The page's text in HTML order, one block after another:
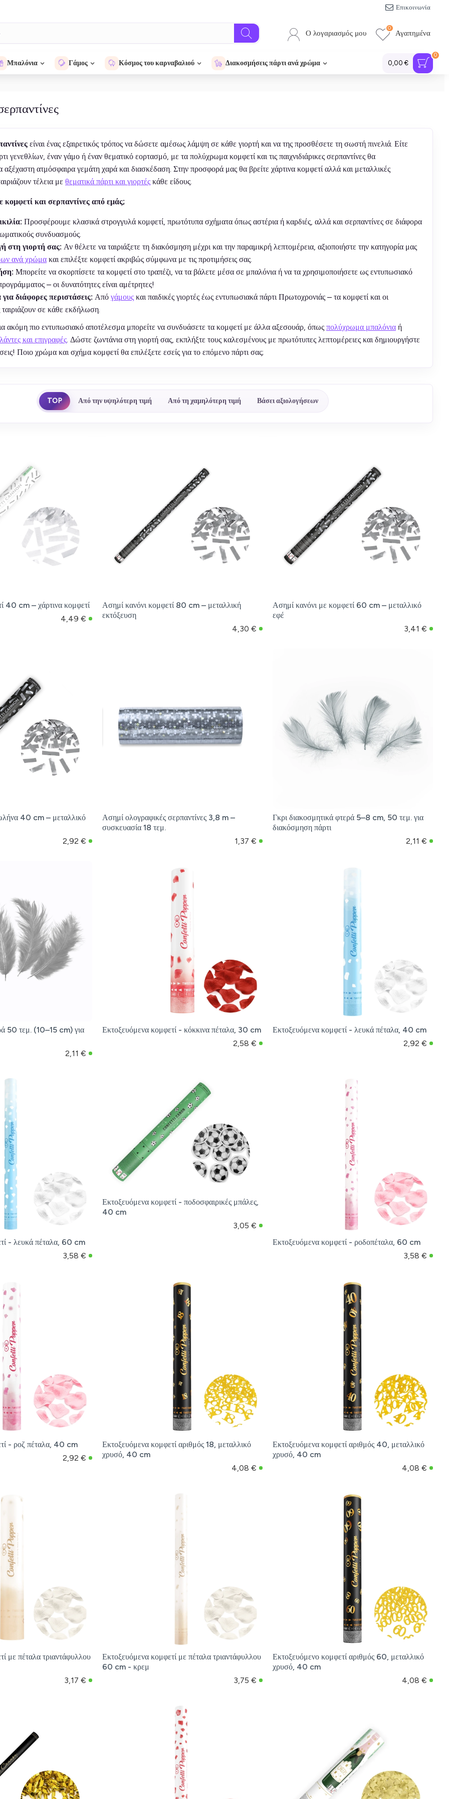
Επικοινωνία
Ο λογαριασμός μου Αγαπημένα
0
Μπαλόνια Γάμος Κόσμος του καρναβαλιού Διακοσμήσεις πάρτι ανά χρώμα 0,00 €
0
είναι ένας εξαιρετικός τρόπος να δώσετε αμέσως λάμψη σε κάθε γιορτή και να της προσθέσετε τη σωστή πινελιά. Είτε
γενεθλίων, έναν γάμο ή έναν θεματικό εορτασμό, με τα πολύχρωμα κομφετί και τις παιχνιδιάρικες σερπαντίνες θα
αξέχαστη ατμόσφαιρα γεμάτη χαρά και διασκέδαση. Στην προσφορά μας θα βρείτε χάρτινα κομφετί αλλά και μεταλλικές
τέλεια με θεματικά πάρτι και γιορτές κάθε είδους.
κομφετί και σερπαντίνες από εμάς;
Προσφέρουμε κλασικά στρογγυλά κομφετί, πρωτότυπα σχήματα όπως αστέρια ή καρδιές, αλλά και σερπαντίνες σε διάφορα
συνδυασμούς.
στη γιορτή σας: Αν θέλετε να ταιριάξετε τη διακόσμηση μέχρι και την παραμικρή λεπτομέρεια, αξιοποιήστε την κατηγορία μας
ανά χρώμα και επιλέξτε κομφετί ακριβώς σύμφωνα με τις προτιμήσεις σας.
Μπορείτε να σκορπίσετε τα κομφετί στο τραπέζι, να τα βάλετε μέσα σε μπαλόνια ή να τα χρησιμοποιήσετε ως εντυπωσιακό
– οι δυνατότητες είναι αμέτρητες!
διάφορες περιστάσεις: Από γάμους και παιδικές γιορτές έως εντυπωσιακά πάρτι Πρωτοχρονιάς – τα κομφετί και οι
ταιριάζουν σε κάθε εκδήλωση.
ακόμη πιο εντυπωσιακό αποτέλεσμα μπορείτε να συνδυάσετε τα κομφετί με άλλα αξεσουάρ, όπως πολύχρωμα μπαλόνια ή
και επιγραφές. Δώστε ζωντάνια στη γιορτή σας, εκπλήξτε τους καλεσμένους με πρωτότυπες λεπτομέρειες και δημιουργήστε
Ποιο χρώμα και σχήμα κομφετί θα επιλέξετε εσείς για το επόμενο πάρτι σας;
TOP Από την υψηλότερη τιμή Από τη χαμηλότερη τιμή Βάσει αξιολογήσεων
40 cm – χάρτινα κομφετί
4,49 €
Ασημί κανόνι κομφετί 80 cm – μεταλλική
εκτόξευση
4,30 €
Ασημί κανόνι με κομφετί 60 cm – μεταλλικό
εφέ
3,41 €
40 cm – μεταλλικό
2,92 €
Ασημί ολογραφικές σερπαντίνες 3,8 m –
συσκευασία 18 τεμ.
1,37 €
Γκρι διακοσμητικά φτερά 5–8 cm, 50 τεμ. για
διακόσμηση πάρτι
2,11 €
50 τεμ. (10–15 cm) για
2,11 €
Εκτοξευόμενα κομφετί - κόκκινα πέταλα, 30 cm
2,58 €
Εκτοξευόμενα κομφετί - λευκά πέταλα, 40 cm
2,92 €
- λευκά πέταλα, 60 cm
3,58 €
Εκτοξευόμενα κομφετί - ποδοσφαιρικές μπάλες,
40 cm
3,05 €
Εκτοξευόμενα κομφετί - ροδοπέταλα, 60 cm
3,58 €
- ροζ πέταλα, 40 cm
2,92 €
Εκτοξευόμενα κομφετί αριθμός 18, μεταλλικό
χρυσό, 40 cm
4,08 €
Εκτοξευόμενα κομφετί αριθμός 40, μεταλλικό
χρυσό, 40 cm
4,08 €
με πέταλα τριαντάφυλλου
3,17 €
Εκτοξευόμενα κομφετί με πέταλα τριαντάφυλλου
60 cm - κρεμ
3,75 €
Εκτοξευόμενο κομφετί αριθμός 60, μεταλλικό
χρυσό, 40 cm
4,08 €